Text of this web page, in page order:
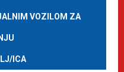
VOZILOM ZA
ICA